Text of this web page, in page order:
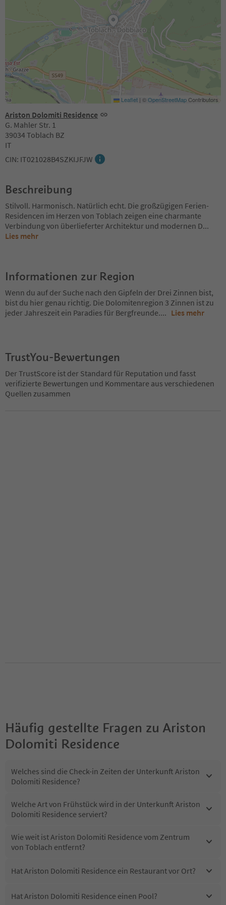
Ariston Dolomiti Residence
G. Mahler Str. 1
39034 Toblach BZ
IT
CIN: IT021028B4SZKIJFJW
Leaflet | ©OpenStreetMapContributors
Beschreibung
Stilvoll. Harmonisch. Natürlich echt. Die großzügigen Ferien-
Residencen im Herzen von Toblach zeigen eine charmante
Verbindung von überlieferter Architektur und modernen D...
Lies mehr
Informationen zur Region
Wenn du auf der Suche nach den Gipfeln der Drei Zinnen bist,
bist du hier genau richtig. Die Dolomitenregion 3 Zinnen ist zu
jeder Jahreszeit ein Paradies für Bergfreunde.... Lies mehr
TrustYou-Bewertungen
Der TrustScore ist der Standard für Reputation und fasst
verifizierte Bewertungen und Kommentare aus verschiedenen
Quellen zusammen
Häufig gestellte Fragen zu Ariston
Dolomiti Residence
Welches sind die Check-in Zeiten der Unterkunft Ariston
Dolomiti Residence?
Welche Art von Frühstück wird in der Unterkunft Ariston
Dolomiti Residence serviert?
Wie weit ist Ariston Dolomiti Residence vom Zentrum
von Toblach entfernt?
Hat Ariston Dolomiti Residence ein Restaurant vor Ort?
Hat Ariston Dolomiti Residence einen Pool?